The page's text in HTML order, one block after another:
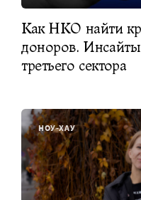
Как НКО найти
доноров.
третьего сектора
НОУ-ХАУ